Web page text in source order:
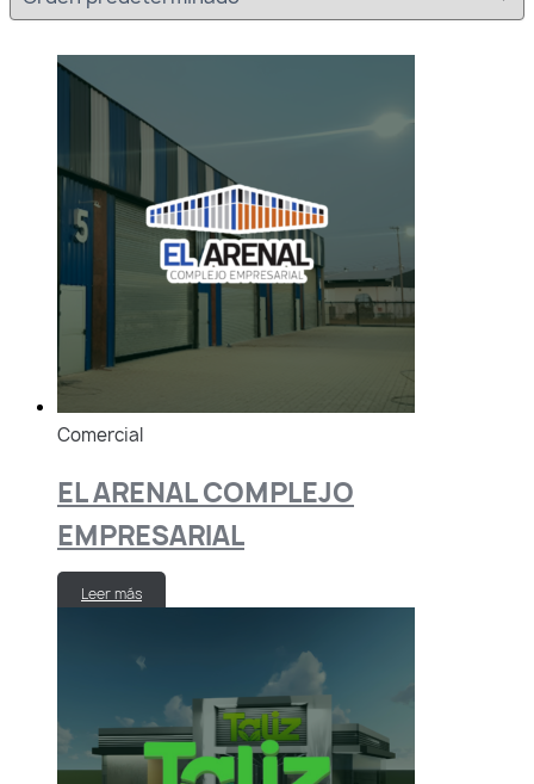
Comercial
EL ARENAL COMPLEJO
EMPRESARIAL
Leer más